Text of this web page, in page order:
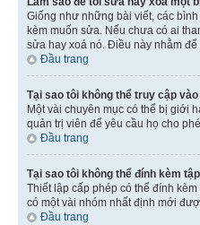
Giống như những bài viết, các
kèm muốn sửa. Nếu chưa có ai
sửa hay xoá nó. Điều này nhằm
Đầu trang
Tại sao tôi không thể truy cập
Một vài chuyên mục có thể bị giới
quản trị viên để yêu cầu họ cho
Đầu trang
Tại sao tôi không thể đính kèm
Thiết lập cấp phép có thể đính
có một vài nhóm nhất định mới
Đầu trang